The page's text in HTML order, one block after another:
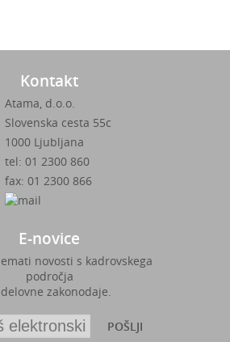
Kontakt
Atama, d.o.o.
Slovenska cesta 55c
1000 Ljubljana
tel: 01 2300 860
fax: 01 2300 866
E-novice
novosti s kadrovskega
področja
zakonodaje.
POŠLJI